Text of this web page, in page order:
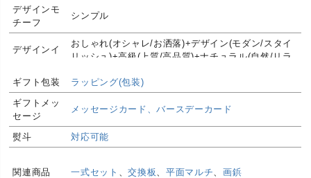
デザインモ
チーフ
シンプル
デザインイ
おしゃれ(オシャレ/お洒落)+デザイン(モダン/スタイ
リッシュ)+高級(上質/高品質)+ナチュラル(自然/リラ
生産国
日本製(国産)
品質に関し
て
自然の木を使っているため壁まもる君は木目の個性
が一つ一つ異なります。そのため、この世の中に1つ
として同じものはありません。自然が生み出した、
やさしく味わい深い木目模様をお楽しみください。
下記の部分には取り付けができませんので、ご注意
ギフト包装
ラッピング(包装)
ギフトメッ
セージ
メッセージカード、バースデーカード
熨斗 対応可能
関連商品 一式セット 、交換板 平面マルチ
画鋲